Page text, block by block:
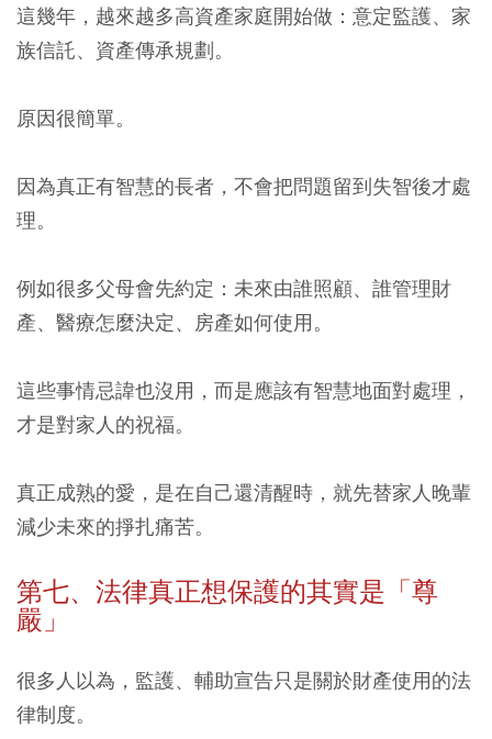
這幾年，越來越多高資產家庭開始做：意定監護、家
族信託、資產傳承規劃。
原因很簡單。
因為真正有智慧的長者，不會把問題留到失智後才處
理。
例如很多父母會先約定：未來由誰照顧、誰管理財
產、醫療怎麼決定、房產如何使用。
這些事情忌諱也沒用，而是應該有智慧地面對處理，
才是對家人的祝福。
真正成熟的愛，是在自己還清醒時，就先替家人晚輩
減少未來的掙扎痛苦。
第七、法律真正想保護的其實是「尊
嚴」
很多人以為，監護、輔助宣告只是關於財產使用的法
律制度。